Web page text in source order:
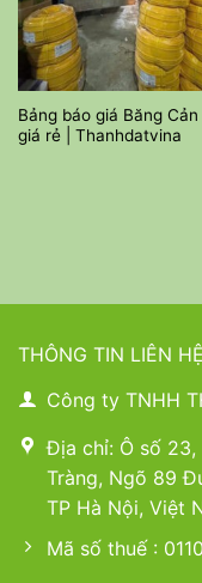
Bảng báo giá Băng
giá rẻ | Thanhdatvina
THÔNG TIN LIÊN HỆ
Công ty TNHH
Địa chỉ: Ô số 23,
Tràng, Ngõ 89
TP Hà Nội, Việt
Mã số thuế :